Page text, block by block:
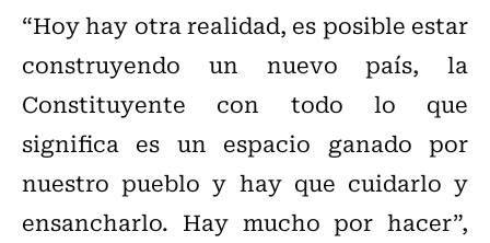
“Hoy hay otra realidad, es posible estar
construyendo un nuevo país, la
Constituyente con todo lo que
significa es un espacio ganado por
nuestro pueblo y hay que cuidarlo y
ensancharlo. Hay mucho por hacer”,